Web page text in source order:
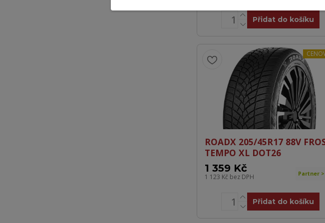
Přidat do košíku
ROADX 205/45R17 88V
TEMPO XL DOT26
1 359 Kč
1 123 Kč bez DPH Partner >
Přidat do košíku